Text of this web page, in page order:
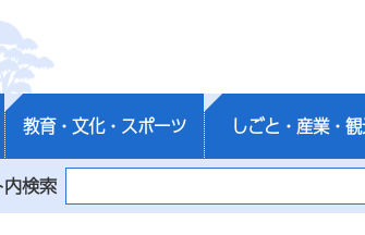
教育・文化・スポーツ しごと・産業・
検索